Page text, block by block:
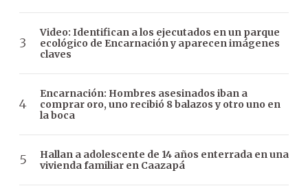
Video: Identifican a los ejecutados en un parque
ecológico de Encarnación y aparecen imágenes
claves
Encarnación: Hombres asesinados iban a
comprar oro, uno recibió 8 balazos y otro uno en
la boca
Hallan a adolescente de 14 años enterrada en una
vivienda familiar en Caazapá